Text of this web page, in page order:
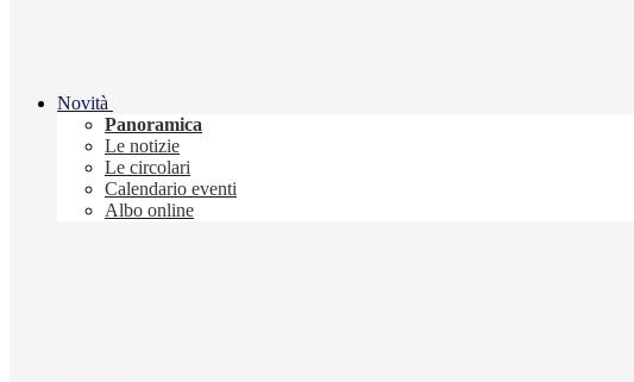
Novità
Panoramica
Le notizie
Le circolari
Calendario eventi
Albo online